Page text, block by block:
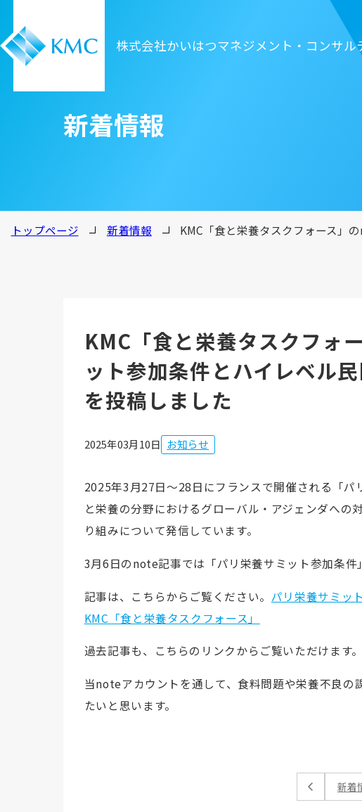
株式会社かいはつマネジメント・コンサル
新着情報
トップページ 新着情報 KMC「食と栄養タスクフォース」
KMC「食と栄養タスクフォ
ット参加条件とハイレベル
を投稿しました
2025年03月10日 お知らせ
2025年3月27日～28日にフランスで開催される「
と栄養の分野におけるグローバル・アジェンダへ
り組みについて発信しています。
3月6日のnote記事では「パリ栄養サミット参加条件
記事は、こちらからご覧ください。 パリ栄養サミッ
KMC「食と栄養タスクフォース」
過去記事も、こちらのリンクからご覧いただけます。
当noteアカウントを通して、食料問題や栄養不良
たいと思います。
新着